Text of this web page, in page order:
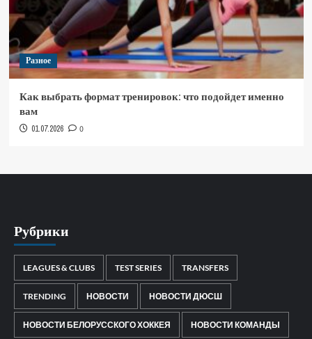
Разное
Как выбрать формат тренировок: что подойдет именно
вам
01.07.2026 0
Рубрики
LEAGUES & CLUBS TEST SERIES TRANSFERS
TRENDING НОВОСТИ НОВОСТИ ДЮСШ
НОВОСТИ БЕЛОРУССКОГО ХОККЕЯ НОВОСТИ КОМАНДЫ